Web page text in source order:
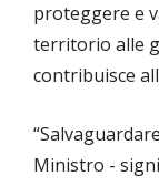
proteggere e
territorio alle
contribuisce
Ministro -